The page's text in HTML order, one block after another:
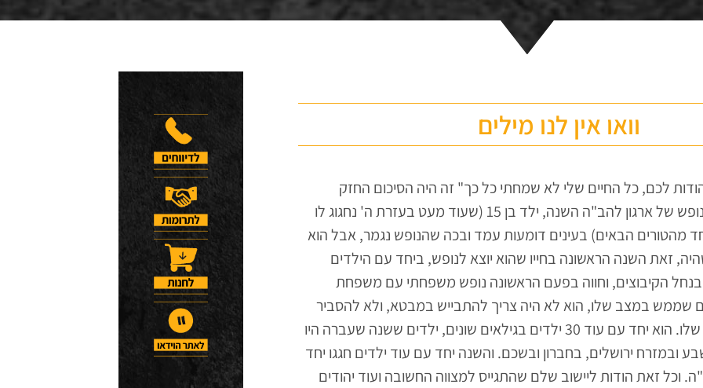
וואו אין לנו מילים
להודות לכם, כל החיים שלי לא שמחתי כל כך" זה היה הסיכום החזק
והממצה ביותר של הנופש של ארגון להב"ה השנה, ילד בן 15 (שעוד מעט בעזרת ה' נחגוג לו
מהטורים הבאים) בעינים דומעות עמד ובכה שהנופש נגמר, אבל הוא
זאת השנה הראשונה בחייו שהוא יוצא לנופש, ביחד עם הילדים
בנחל הקיבוצים, וחווה בפעם הראשונה נופש משפחתי עם משפחת
שממש במצב שלו, הוא לא היה צריך להתבייש במבטא, ולא להסביר
לאף אחד איפה אבא שלו. הוא יחד עם עוד 30 ילדים בגילאים שונים, ילדים ששנה שעברה היו
ובמזרח ירושלים, בחברון ובשכם. והשנה יחד עם עוד ילדים חגגו יחד
וכל זאת הודות ליישוב שלם שהתגייס למצווה החשובה ועוד יהודים